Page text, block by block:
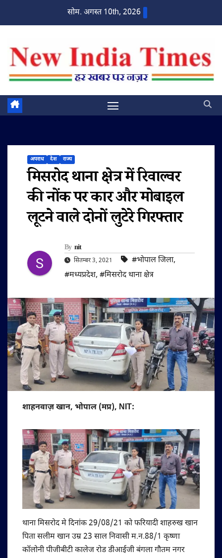
सोम. अगस्त 10th, 2026
अपराध देश राज्य
मिसरोद थाना क्षेत्र में रिवाल्वर
की नोंक पर कार और मोबाइल
लूटने वाले दोनों लुटेरे गिरफ्तार
By nit
सितम्बर 3, 2021 #भोपाल जिला,
#मध्यप्रदेश, #मिसरोद थाना क्षेत्र
शाहनवाज़ खान, भोपाल (मप्र), NIT:
थाना मिसरोद मे दिनांक 29/08/21 को फरियादी शाहरुख खान
पिता सलीम खान उम्र 23 साल निवासी म.न.88/1 कृष्णा
कॉलोनी पीजीबीटी कालेज रोड डीआईजी बंगला गौतम नगर